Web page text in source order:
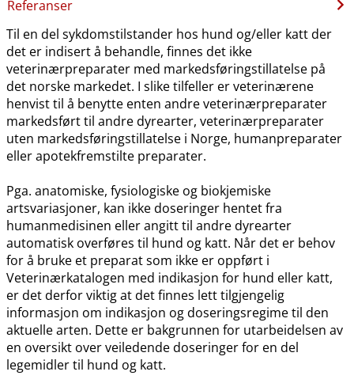
Referanser
Til en del sykdomstilstander hos hund og​/​eller katt der
det er indisert å behandle, finnes det ikke
veterinærpreparater med markedsføringstillatelse på
det norske markedet. I slike tilfeller er veterinærene
henvist til å benytte enten andre veterinærpreparater
markedsført til andre dyrearter, veterinærpreparater
uten markedsføringstillatelse i Norge, humanpreparater
eller apotekfremstilte preparater.
Pga. anatomiske, fysiologiske og biokjemiske
artsvariasjoner, kan ikke doseringer hentet fra
humanmedisinen eller angitt til andre dyrearter
automatisk overføres til hund og katt. Når det er behov
for å bruke et preparat som ikke er oppført i
Veterinærkatalogen med indikasjon for hund eller katt,
er det derfor viktig at det finnes lett tilgjengelig
informasjon om indikasjon og doseringsregime til den
aktuelle arten. Dette er bakgrunnen for utarbeidelsen av
en oversikt over veiledende doseringer for en del
legemidler til hund og katt.